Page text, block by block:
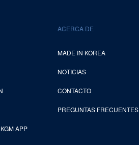
APP
ACERCA DE
MADE IN KOREA
NOTICIAS
CONTACTO
PREGUNTAS FRECUENTES